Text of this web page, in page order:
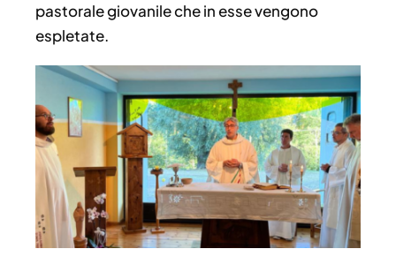
pastorale giovanile che in esse vengono
espletate.